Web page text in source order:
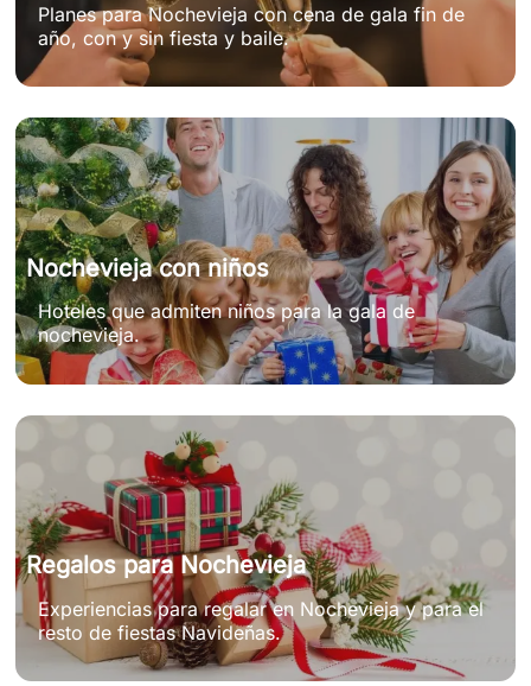
Planes para Nochevieja con cena de gala fin de
año, con y sin fiesta y baile.
Nochevieja con niños
Hoteles que admiten niños para la gala de
nochevieja.
Regalos para Nochevieja
Experiencias para regalar en Nochevieja y para el
resto de fiestas Navideñas.